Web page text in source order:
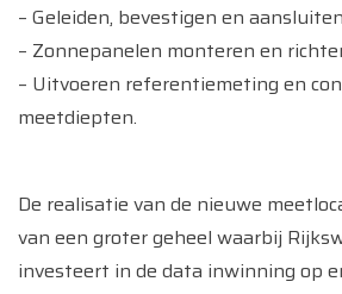
– Geleiden, bevestigen en
– Zonnepanelen monteren en
– Uitvoeren referentiemeting en
meetdiepten.
De realisatie van de nieuwe
van een groter geheel waarbij
investeert in de data inwinning op